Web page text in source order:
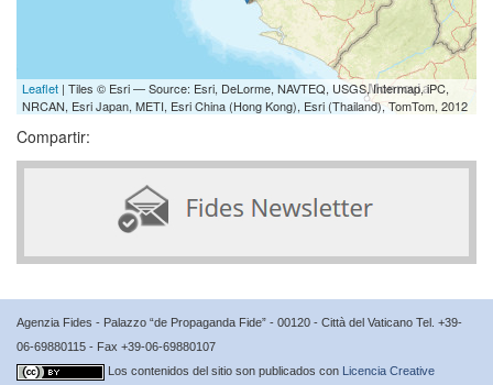
Leaflet | Tiles © Esri — Source: Esri, DeLorme, NAVTEQ, USGS, Intermap, iPC,
NRCAN, Esri Japan, METI, Esri China (Hong Kong), Esri (Thailand), TomTom, 2012
Compartir:
Agenzia Fides - Palazzo “de Propaganda Fide” - 00120 - Città del Vaticano Tel. +39-
06-69880115 - Fax +39-06-69880107
Los contenidos del sitio son publicados con Licencia Creative